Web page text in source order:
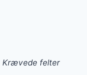
Krævede felter